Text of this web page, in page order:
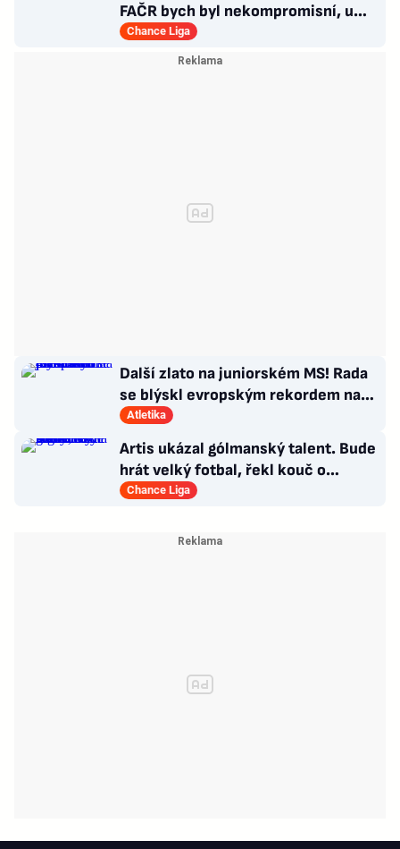
FAČR bych byl nekompromisní, u
Davida Látala taky!
Chance Liga
Další zlato na juniorském MS! Rada
se blýskl evropským rekordem na
400 metrů překážek
Atletika
Artis ukázal gólmanský talent. Bude
hrát velký fotbal, řekl kouč o
Kašíkovi. Body ale má Sigma
Chance Liga